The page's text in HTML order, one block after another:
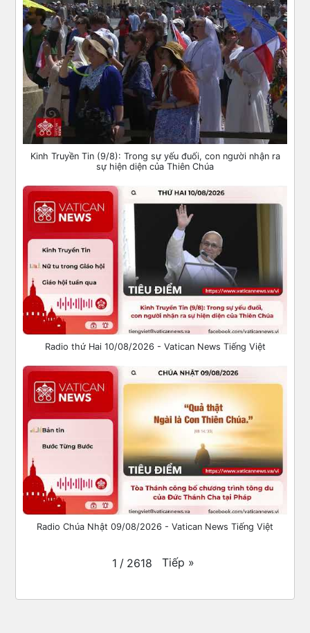
Kinh Truyền Tin (9/8): Trong sự yếu đuối, con người nhận ra
sự hiện diện của Thiên Chúa
Radio thứ Hai 10/08/2026 - Vatican News Tiếng Việt
Radio Chúa Nhật 09/08/2026 - Vatican News Tiếng Việt
1 / 2618 Tiếp »